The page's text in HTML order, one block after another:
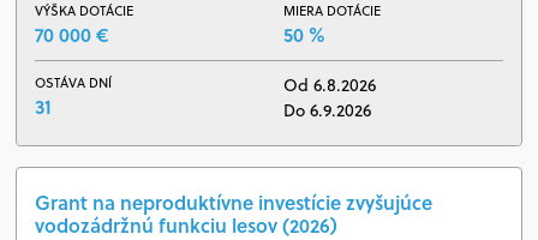
VÝŠKA DOTÁCIE
70 000 €
MIERA DOTÁCIE
50 %
OSTÁVA DNÍ
31
Od 6.8.2026
Do 6.9.2026
Grant na neproduktívne investície zvyšujúce
vodozádržnú funkciu lesov (2026)